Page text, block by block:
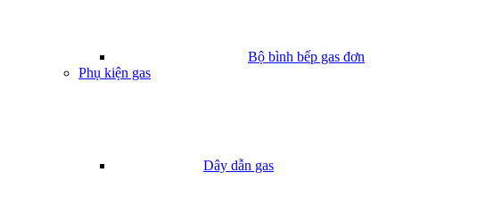
Bộ bình bếp gas đơn
Phụ kiện gas
Dây dẫn gas